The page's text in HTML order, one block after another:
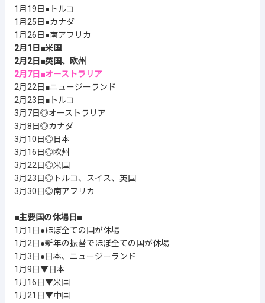
1月19日●トルコ
1月25日●カナダ
1月26日●南アフリカ
2月1日■米国
2月2日■英国、欧州
2月7日■オーストラリア
2月22日■ニュージーランド
2月23日■トルコ
3月7日◎オーストラリア
3月8日◎カナダ
3月10日◎日本
3月16日◎欧州
3月22日◎米国
3月23日◎トルコ、スイス、英国
3月30日◎南アフリカ
■主要国の休場日■
1月1日●ほぼ全ての国が休場
1月2日●新年の振替でほぼ全ての国が休場
1月3日●日本、ニュージーランド
1月9日▼日本
1月16日▼米国
1月21日▼中国